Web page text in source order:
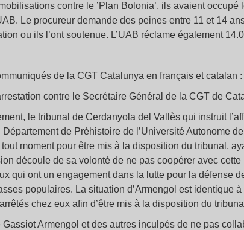
contre le ’Plan Bolonia’, ils avaient
Le procureur demande des peines entre 11 et 14
ou ils l’ont soutenue. L’UAB réclame également
de la CGT Catalunya en français et catalan :
contre le Secrétaire Général de la CGT de
le tribunal de Cerdanyola del Vallès qui instruit
de Préhistoire de l’Université Autonome
moment pour être mis à la disposition du tribunal,
découle de sa volonté de ne pas coopérer avec
qui ont un engagement dans la lutte pour la défense
populaires. La situation d’Armengol est identique
chez eux afin d’être mis à la disposition du
Armengol et des autres inculpés de ne pas